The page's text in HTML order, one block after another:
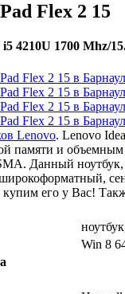
Flex 2 15
4210U 1700 Mhz/
Lenovo. Lenovo
памяти и объемным
Данный
его у Вас!
Win 8